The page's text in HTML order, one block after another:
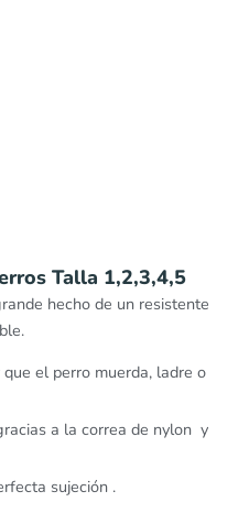
Talla 1,2,3,4,5
hecho de un resistente
el perro muerda, ladre o
a la correa de nylon y
sujeción .